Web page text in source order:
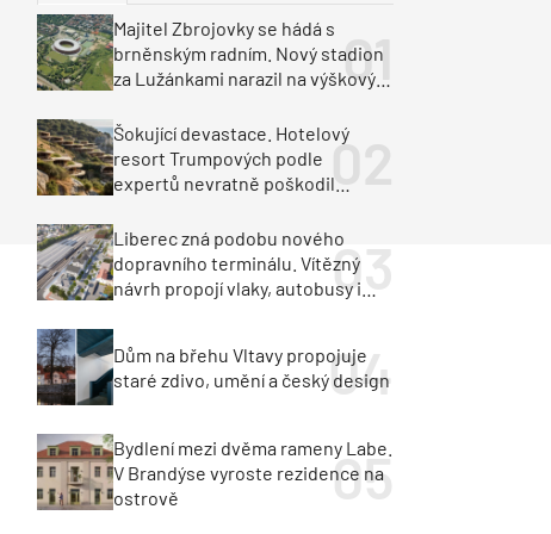
objekty
stavby
Dopravní stavbyMajitel Zbrojovky se hádá s
brněnským radním. Nový stadion
za Lužánkami narazil na výškový
Šokující devastace. Hotelový
resort Trumpových podle
expertů nevratně poškodil
Liberec zná podobu nového
dopravního terminálu. Vítězný
návrh propojí vlaky, autobusy i
Dům na břehu Vltavy propojuje
staré zdivo, umění a český design
Bydlení mezi dvěma rameny Labe.
V Brandýse vyroste rezidence na
ostrově